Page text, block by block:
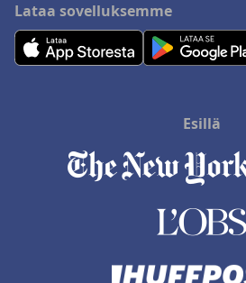
Lataa sovelluksemme
Esillä